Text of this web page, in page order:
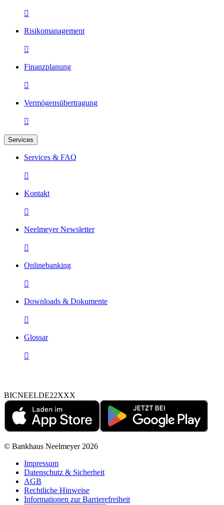

Risikomanagement

Finanzplanung

Vermögensübertragung

Services
Services & FAQ

Kontakt

Neelmeyer Newsletter

Onlinebanking

Downloads & Dokumente

Glossar

BICNEELDE22XXX
© Bankhaus Neelmeyer 2026
Impressum
Datenschutz & Sicherheit
AGB
Rechtliche Hinweise
Informationen zur Barrierefreiheit